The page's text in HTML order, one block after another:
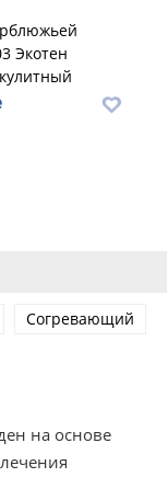
Экотен
Согревающий
на основе